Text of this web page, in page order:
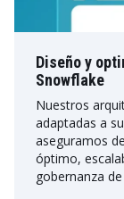
Diseño y
Snowflake
Nuestros
adaptadas a
aseguramos
óptimo,
gobernanza